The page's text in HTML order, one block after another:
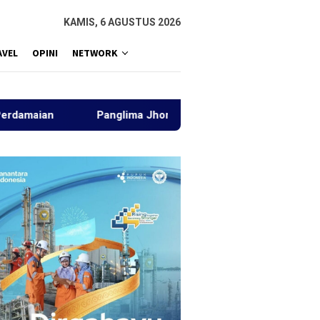
KAMIS, 6 AGUSTUS 2026
OPINI NETWORK
Panglima Jhony Tunjuk Aziz Muhajir dan Chairul Akbari